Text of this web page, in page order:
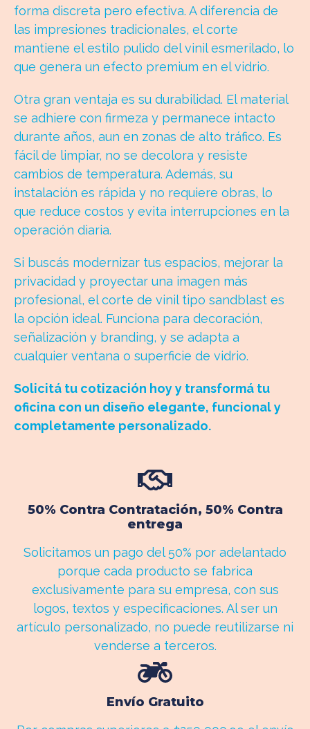
forma discreta pero efectiva. A diferencia de
las impresiones tradicionales, el corte
mantiene el estilo pulido del vinil esmerilado, lo
que genera un efecto premium en el vidrio.
Otra gran ventaja es su durabilidad. El material
se adhiere con firmeza y permanece intacto
durante años, aun en zonas de alto tráfico. Es
fácil de limpiar, no se decolora y resiste
cambios de temperatura. Además, su
instalación es rápida y no requiere obras, lo
que reduce costos y evita interrupciones en la
operación diaria.
Si buscás modernizar tus espacios, mejorar la
privacidad y proyectar una imagen más
profesional, el corte de vinil tipo sandblast es
la opción ideal. Funciona para decoración,
señalización y branding, y se adapta a
cualquier ventana o superficie de vidrio.
Solicitá tu cotización hoy y transformá tu
oficina con un diseño elegante, funcional y
completamente personalizado.
50% Contra Contratación, 50% Contra
entrega
Solicitamos un pago del 50% por adelantado
porque cada producto se fabrica
exclusivamente para su empresa, con sus
logos, textos y especificaciones. Al ser un
artículo personalizado, no puede reutilizarse ni
venderse a terceros.
Envío Gratuito